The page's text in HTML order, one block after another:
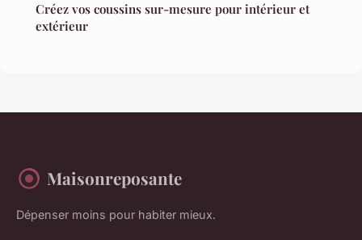
Créez vos coussins sur-mesure pour intérieur et
extérieur
Maisonreposante
Dépenser moins pour habiter mieux.